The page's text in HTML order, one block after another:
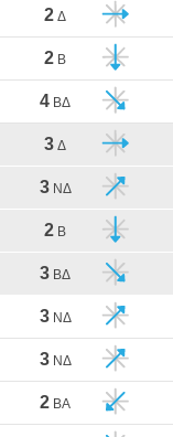
2 Δ
2 Β
4 ΒΔ
3 Δ
3 ΝΔ
2 Β
3 ΒΔ
3 ΝΔ
3 ΝΔ
2 ΒΑ